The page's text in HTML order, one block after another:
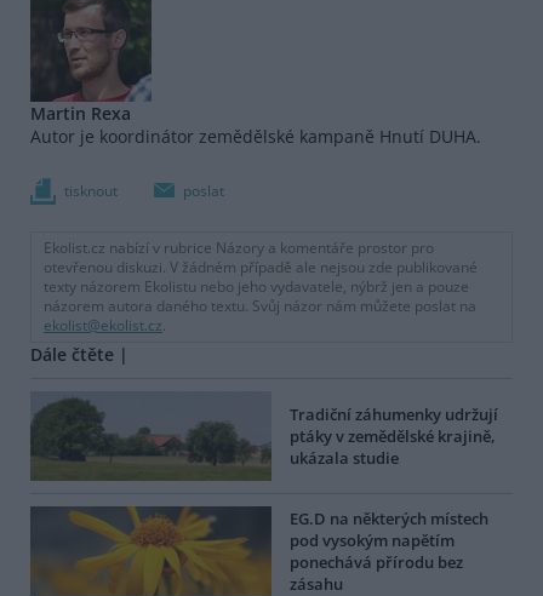
Martin Rexa
Autor je koordinátor zemědělské kampaně Hnutí DUHA.
tisknout poslat
Ekolist.cz nabízí v rubrice Názory a komentáře prostor pro
otevřenou diskuzi. V žádném případě ale nejsou zde publikované
texty názorem Ekolistu nebo jeho vydavatele, nýbrž jen a pouze
názorem autora daného textu. Svůj názor nám můžete poslat na
ekolist@ekolist.cz.
Dále čtěte |
Tradiční záhumenky udržují
ptáky v zemědělské krajině,
ukázala studie
EG.D na některých místech
pod vysokým napětím
ponechává přírodu bez
zásahu